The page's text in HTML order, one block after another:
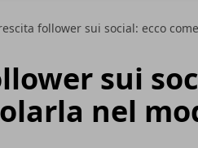
follower sui social: ecco
sui
nel